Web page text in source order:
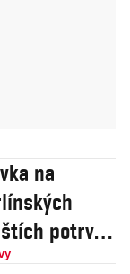
na
potrvá
středy.